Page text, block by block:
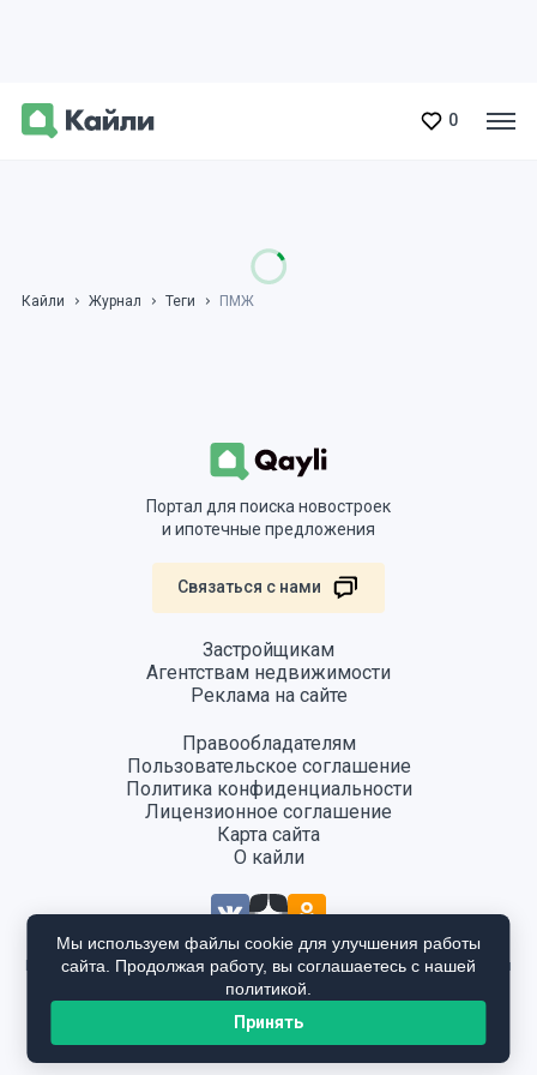
0
Кайли Журнал Теги ПМЖ
Портал для поиска новостроек
и ипотечные предложения
Связаться с нами
Застройщикам
Агентствам недвижимости
Реклама на сайте
Правообладателям
Пользовательское соглашение
Политика конфиденциальности
Лицензионное соглашение
Карта сайта
О кайли
Информация, размещенная на сайте, не является публичной офертой
и предоставляется в ознакомительных целях. Для получения
подробной информации общайтесь в отдел продаж застройщика.
Мы используем файлы cookie для улучшения работы
сайта. Продолжая работу, вы соглашаетесь с нашей
политикой.
Принять